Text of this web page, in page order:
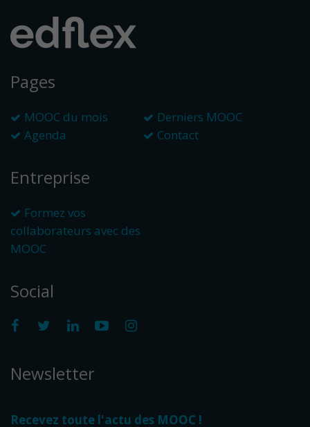
Pages
MOOC du mois
Derniers MOOC
Agenda
Contact
Entreprise
Formez vos
collaborateurs avec des
MOOC
Social
Newsletter
Recevez toute l'actu des MOOC !